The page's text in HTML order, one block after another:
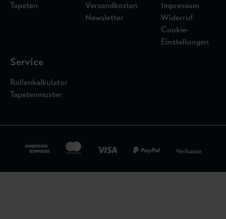
Tapeten
Versandkosten
Newsletter
Impressum
Widerruf
Cookie-
Einstellungen
Service
Rollenkalkulator
Tapetenmuster